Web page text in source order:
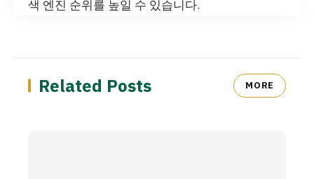
색 엔진 순위를 높일 수 있습니다.
Related Posts MORE